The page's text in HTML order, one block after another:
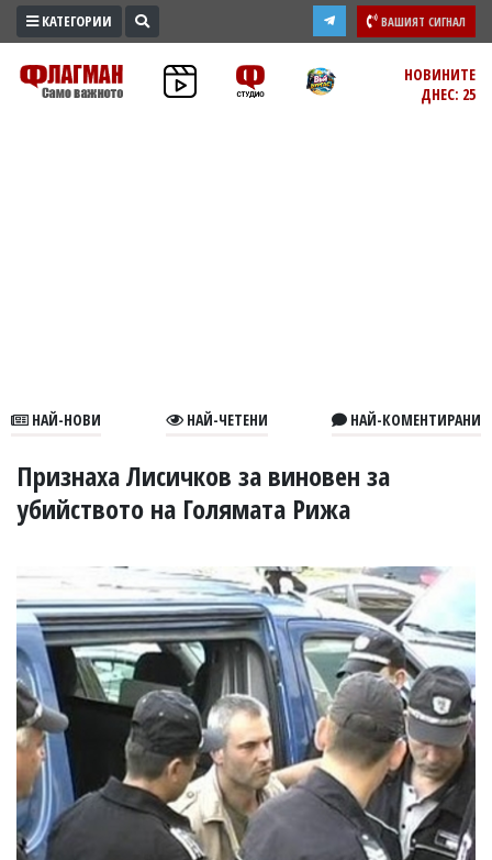
ПРОМО
ЗОНА
В
УКРАЙНА
СПОРТ
РАЗСЛЕДВАНЕ
БИЗНЕС
ЮГ
Управители:
Веселин
Василев,
email:
v.vasilev@flagman.bg
Катя
Касабова,
еmail:k.kassabova@flagman.bg
КАТЕГОРИИ ВАШИЯТ СИГНАЛ
НОВИНИТЕ
ДНЕС: 25
НАЙ-НОВИ НАЙ-ЧЕТЕНИ НАЙ-КОМЕНТИРАНИ
Признаха Лисичков за виновен за
убийството на Голямата Рижа